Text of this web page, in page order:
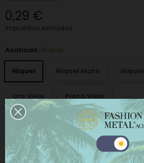
0,29 €
Impuestos excluidos
Acabado: Niquel
Niquel
+ AÑADIR
COMPRAR AHORA
Este sitio web utiliza cookies propias
para mejorar nuestros servicios y